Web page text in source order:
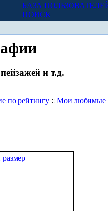
БАЗА
ПОИСК
и т.д.
по рейтингу:: Мои любимые